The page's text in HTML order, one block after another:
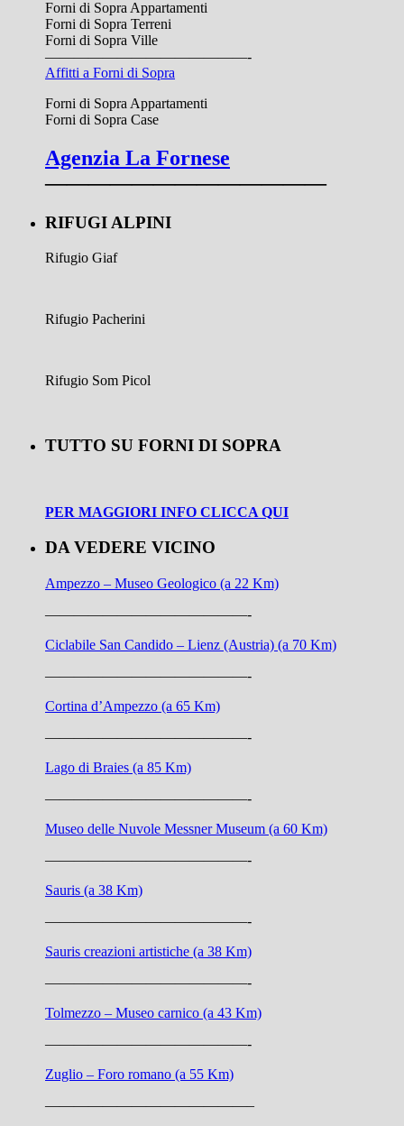
Forni di Sopra Appartamenti
Forni di Sopra Terreni
Forni di Sopra Ville
——————————————-
Affitti a Forni di Sopra
Forni di Sopra Appartamenti
Forni di Sopra Case
Agenzia La Fornese
—————————————
RIFUGI ALPINI
Rifugio Giaf
Rifugio Pacherini
Rifugio Som Picol
TUTTO SU FORNI DI SOPRA
PER MAGGIORI INFO CLICCA QUI
DA VEDERE VICINO
Ampezzo – Museo Geologico (a 22 Km)
——————————————-
Ciclabile San Candido – Lienz (Austria) (a 70 Km)
——————————————-
Cortina d’Ampezzo (a 65 Km)
——————————————-
Lago di Braies (a 85 Km)
——————————————-
Museo delle Nuvole Messner Museum (a 60 Km)
——————————————-
Sauris (a 38 Km)
——————————————-
Sauris creazioni artistiche (a 38 Km)
——————————————-
Tolmezzo – Museo carnico (a 43 Km)
——————————————-
Zuglio – Foro romano (a 55 Km)
——————————————–